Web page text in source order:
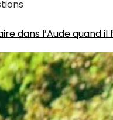
dans l’Aude quand